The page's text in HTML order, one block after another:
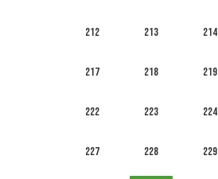
212 213 214
217 218 219
222 223 224
227 228 229